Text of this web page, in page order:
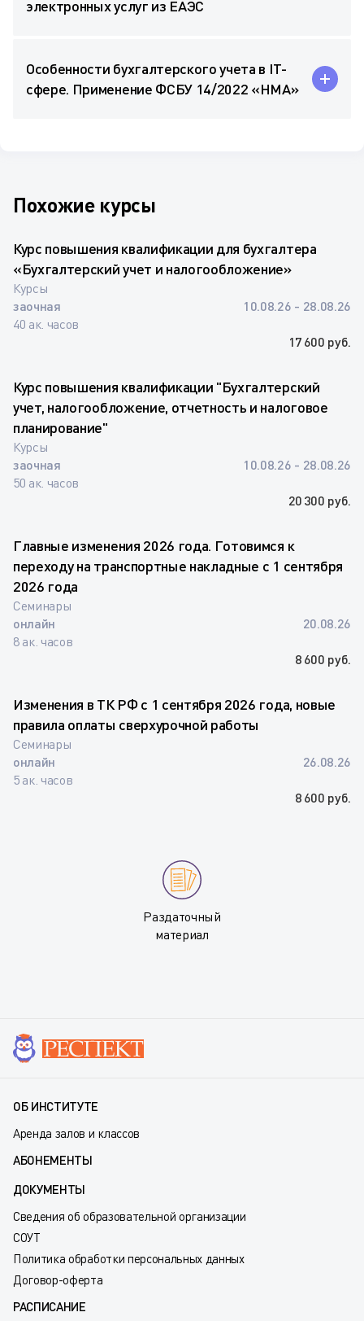
электронных услуг из ЕАЭС
Особенности бухгалтерского учета в IT-
сфере. Применение ФСБУ 14/2022 «НМА»
Похожие курсы
Курс повышения квалификации для бухгалтера
«Бухгалтерский учет и налогообложение»
Курсы
заочная
40 ак. часов
10.08.26 - 28.08.26
17 600 руб.
Курс повышения квалификации "Бухгалтерский
учет, налогообложение, отчетность и налоговое
планирование"
Курсы
заочная
50 ак. часов
10.08.26 - 28.08.26
20 300 руб.
Главные изменения 2026 года. Готовимся к
переходу на транспортные накладные с 1 сентября
2026 года
Семинары
онлайн
8 ак. часов
20.08.26
8 600 руб.
Изменения в ТК РФ с 1 сентября 2026 года, новые
правила оплаты сверхурочной работы
Семинары
онлайн
5 ак. часов
26.08.26
8 600 руб.
Раздаточный
материал
ОБ ИНСТИТУТЕ
Аренда залов и классов
АБОНЕМЕНТЫ
ДОКУМЕНТЫ
Сведения об образовательной организации
СОУТ
Политика обработки персональных данных
Договор-оферта
РАСПИСАНИЕ